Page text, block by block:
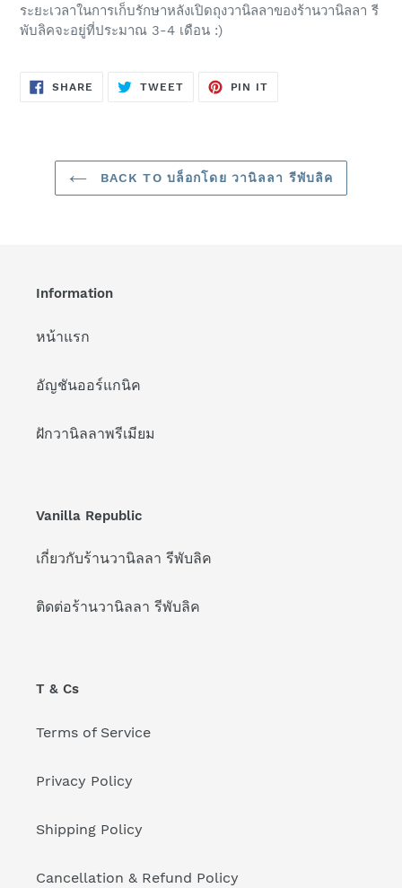
ระยะเวลาในการเก็บรักษาหลังเปิดถุงวานิลลาของร้านวานิลลา รี
พับลิคจะอยู่ที่ประมาณ 3-4 เดือน :)
SHARE SHARE
TWEETTWEET
PIN IT
BACK TO บล็อกโดย วานิลลา รีพับลิค
Information
หน้าแรก
อัญชันออร์แกนิค
ฝักวานิลลาพรีเมียม
Vanilla Republic
เกี่ยวกับร้านวานิลลา รีพับลิค
ติดต่อร้านวานิลลา รีพับลิค
T & Cs
Terms of Service
Privacy Policy
Shipping Policy
Cancellation & Refund Policy